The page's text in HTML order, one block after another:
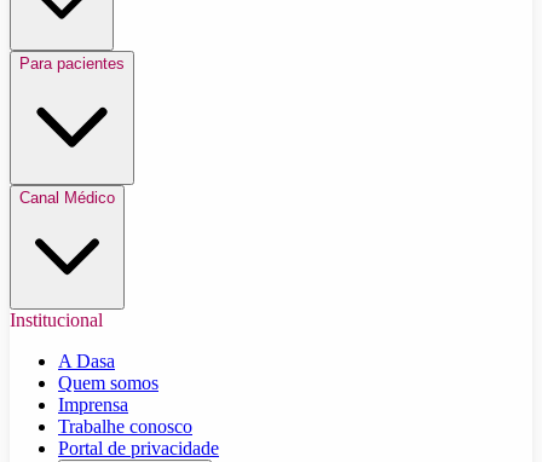
Para pacientes
Canal Médico
Institucional
A Dasa
Quem somos
Imprensa
Trabalhe conosco
Portal de privacidade